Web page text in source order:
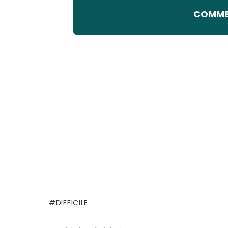
DIFFICILE